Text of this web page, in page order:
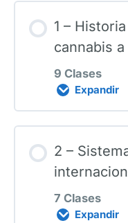
1 –
cannabis
9 Clases
Expandir
0%
1. Introducción
2 –
7 Clases
Expandir